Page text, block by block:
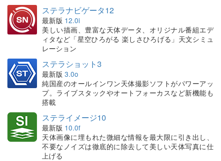
ステラナビゲータ12
最新版 12.0i
美しい描画、豊富な天体データ、オリジナル番組エデ
ィタなど「星空ひろがる 楽しさひろげる」天文シミュ
レーション
ステラショット3
最新版 3.0o
純国産のオールインワン天体撮影ソフトがパワーアッ
プ。ライブスタックやオートフォーカスなど新機能も
搭載
ステライメージ10
最新版 10.0f
天体画像に埋もれた微細な情報を最大限に引き出し、
不要なノイズは徹底的に除去して美しい天体写真に仕
上げる